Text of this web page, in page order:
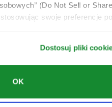
(Do Not Sell or
swoje preferencje
Dostosuj pliki
OK
RIYADH'